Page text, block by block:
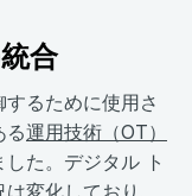
合
るために使用さ
る運用技術（OT）
た。デジタル ト
変化しており、